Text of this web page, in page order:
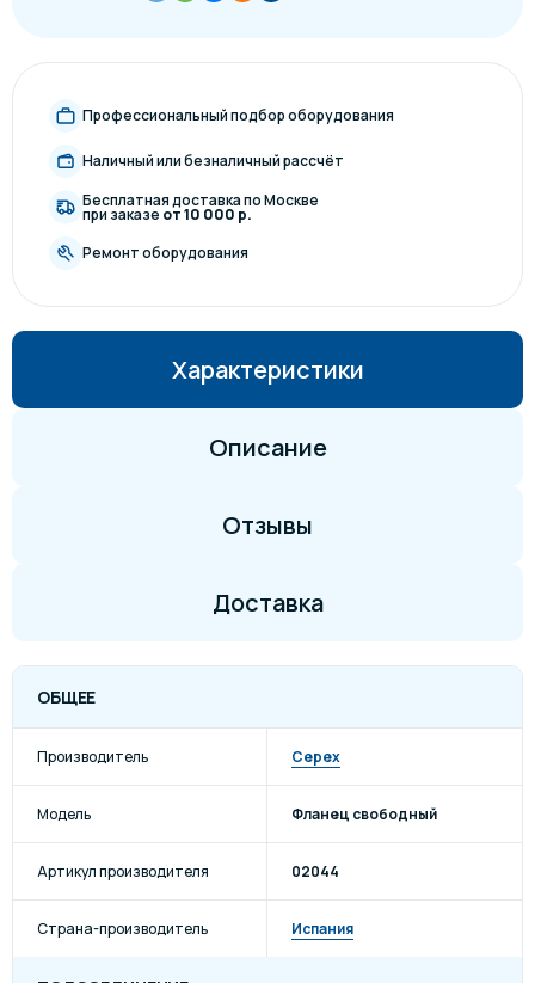
Профессиональный подбор оборудования
Наличный или безналичный рассчёт
Бесплатная доставка по Москве
при заказе от 10 000 р.
Ремонт оборудования
Характеристики
Описание
Отзывы
Доставка
ОБЩЕЕ
Производитель Cepex
Модель Фланец свободный
Артикул производителя 02044
Страна-производитель Испания